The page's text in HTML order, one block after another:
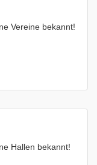
Vereine bekannt!
Hallen bekannt!